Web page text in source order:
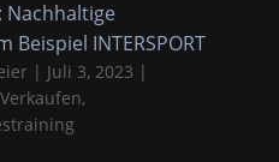
Nachhaltige
INTERSPORT
| Juli 3, 2023 |
,